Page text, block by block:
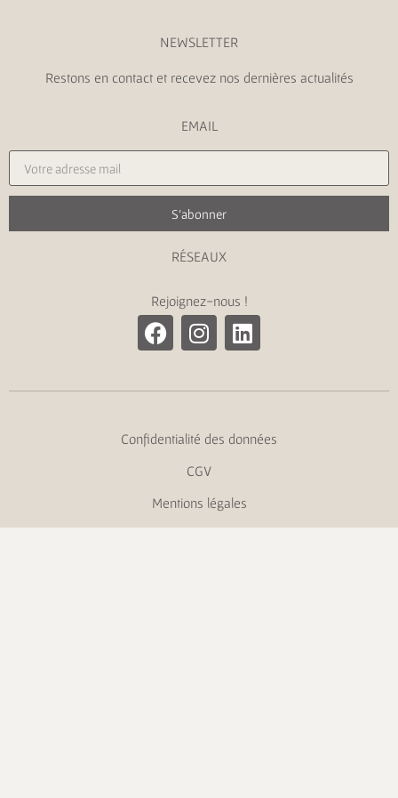
NEWSLETTER
Restons en contact et recevez nos dernières actualités
EMAIL
S'abonner
RÉSEAUX
Rejoignez-nous !
Confidentialité des données
CGV
Mentions légales